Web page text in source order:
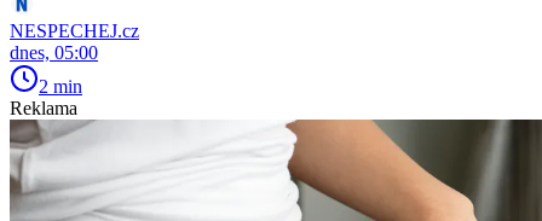
NESPECHEJ.cz
dnes, 05:00
2 min
Reklama